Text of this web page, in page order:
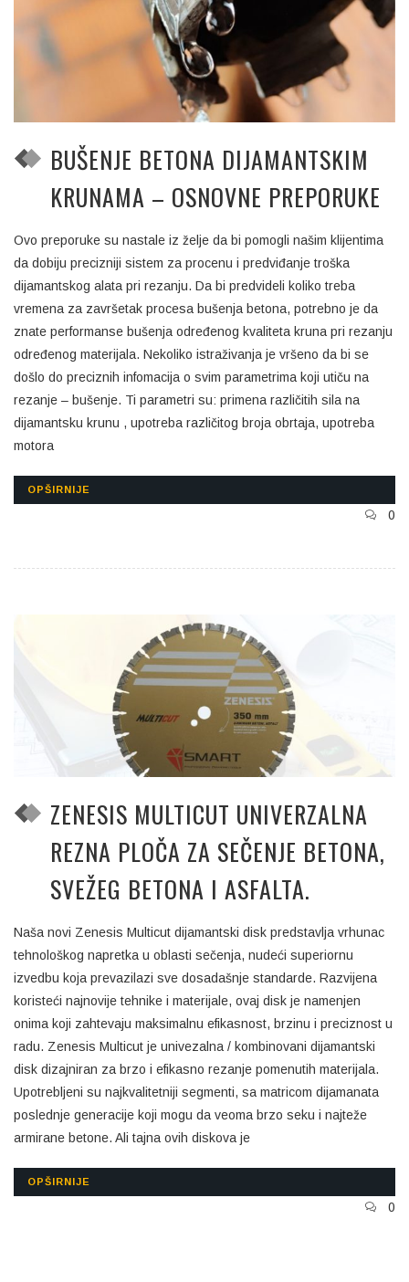
BUŠENJE BETONA DIJAMANTSKIM
KRUNAMA – OSNOVNE PREPORUKE
Ovo preporuke su nastale iz želje da bi pomogli našim klijentima
da dobiju precizniji sistem za procenu i predviđanje troška
dijamantskog alata pri rezanju. Da bi predvideli koliko treba
vremena za završetak procesa bušenja betona, potrebno je da
znate performanse bušenja određenog kvaliteta kruna pri rezanju
određenog materijala. Nekoliko istraživanja je vršeno da bi se
došlo do preciznih infomacija o svim parametrima koji utiču na
rezanje – bušenje. Ti parametri su: primena različitih sila na
dijamantsku krunu , upotreba različitog broja obrtaja, upotreba
motora
OPŠIRNIJE
0
ZENESIS MULTICUT UNIVERZALNA
REZNA PLOČA ZA SEČENJE BETONA,
SVEŽEG BETONA I ASFALTA.
Naša novi Zenesis Multicut dijamantski disk predstavlja vrhunac
tehnološkog napretka u oblasti sečenja, nudeći superiornu
izvedbu koja prevazilazi sve dosadašnje standarde. Razvijena
koristeći najnovije tehnike i materijale, ovaj disk je namenjen
onima koji zahtevaju maksimalnu efikasnost, brzinu i preciznost u
radu. Zenesis Multicut je univezalna / kombinovani dijamantski
disk dizajniran za brzo i efikasno rezanje pomenutih materijala.
Upotrebljeni su najkvalitetniji segmenti, sa matricom dijamanata
poslednje generacije koji mogu da veoma brzo seku i najteže
armirane betone. Ali tajna ovih diskova je
OPŠIRNIJE
0